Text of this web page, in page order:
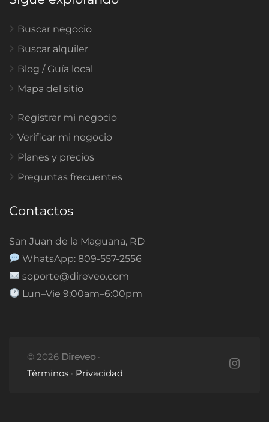
Buscar negocio
Buscar alquiler
Blog / Guía local
Mapa del sitio
Registrar mi negocio
Verificar mi negocio
Planes y precios
Preguntas frecuentes
Contactos
San Juan de la Maguana, RD
WhatsApp: 809-557-2556
soporte@direveo.com
Lun–Vie 9:00am–6:00pm
© 2026 Direveo ·
Términos · Privacidad